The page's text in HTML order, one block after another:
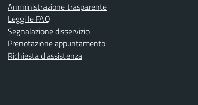
Amministrazione trasparente
Leggi le FAQ
Segnalazione disservizio
Prenotazione appuntamento
Richiesta d'assistenza